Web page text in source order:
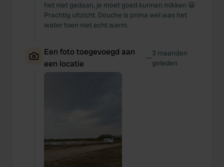
het niet gedaan, je moet goed kunnen mikken 😁
Prachtig uitzicht. Douche is prima wel was het
water toen niet echt warm.
Een foto toegevoegd aan
een locatie
—3 maanden
geleden